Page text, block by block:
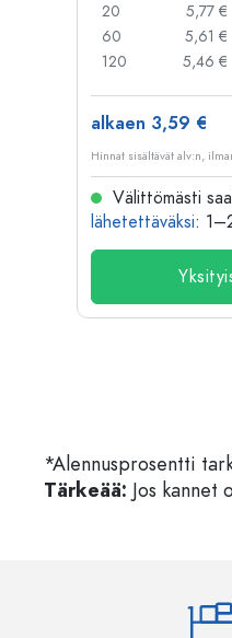
20
5,77 €
60
5,61 €
120
5,46 €
alkaen 3,59 €
Hinnat sisältävät alv:n,
Välittömästi
lähetettäväksi:
*Alennusprosentti
Tärkeää: Jos kannet